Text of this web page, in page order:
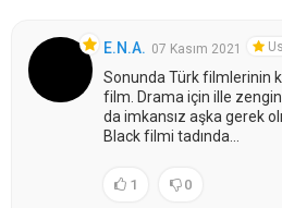
E.N.A. 07 Kasım 2021
Sonunda Türk filmlerinin
film. Drama için ille
da imkansız aşka gerek
Black filmi tadında...
1 0